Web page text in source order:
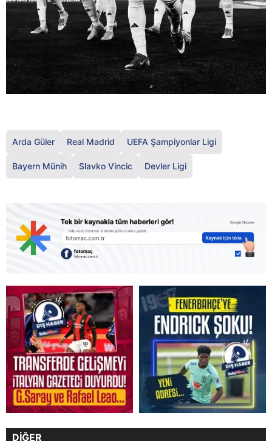
Arda Güler Real Madrid UEFA Şampiyonlar Ligi
Bayern Münih Slavko Vincic Devler Ligi
DİĞER